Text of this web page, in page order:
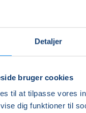
Detaljer
bruger cookies
til at tilpasse vores
dig funktioner til